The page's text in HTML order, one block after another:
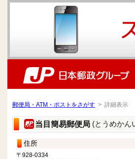
郵便局・ATM・ポストをさがす > 詳細表示
当目簡易郵便局 (とうめかん
住所
〒928-0334